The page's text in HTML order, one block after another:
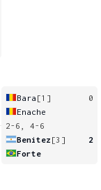
Bara [1]
0
Enache
2-6, 4-6
Benitez [3]
2
Forte